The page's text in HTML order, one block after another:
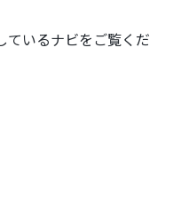
ているナビをご覧くだ